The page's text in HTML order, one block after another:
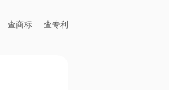
查商标 查专利